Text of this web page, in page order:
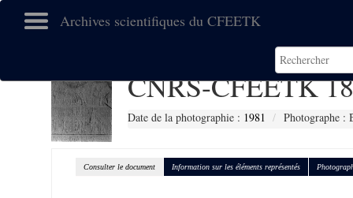
Archives scientifiques du CFEETK
CNRS-CFEETK
Date de la photographie : 1981 Photographe :
Consulter le document Information sur les éléments représentés